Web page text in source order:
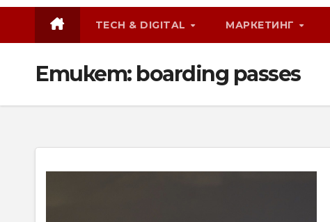
TECH & DIGITAL МАРКЕТИНГ
Етикет: boarding passes